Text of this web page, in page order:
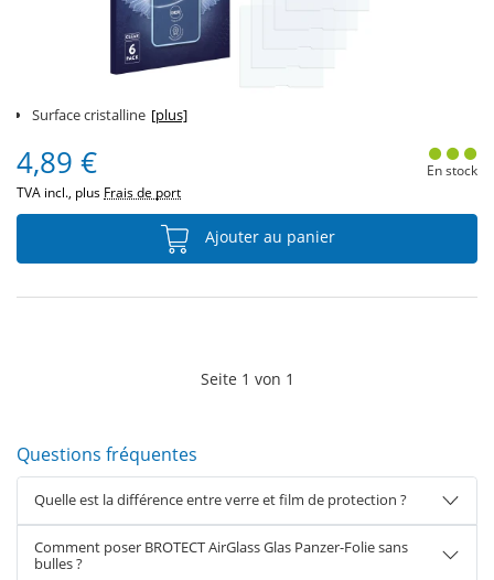
Surface cristalline [plus]
4,89 €
TVA incl., plus Frais de port
En stock
Ajouter au panier
Seite 1 von 1
Questions fréquentes
Quelle est la différence entre verre et film de protection ?
Comment poser BROTECT AirGlass Glas Panzer-Folie sans
bulles ?